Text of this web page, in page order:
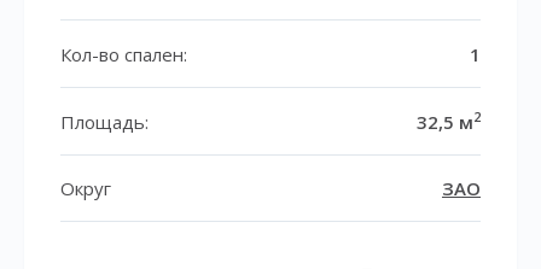
Кол-во спален: 1
Площадь: 32,5 м2
Округ ЗАО